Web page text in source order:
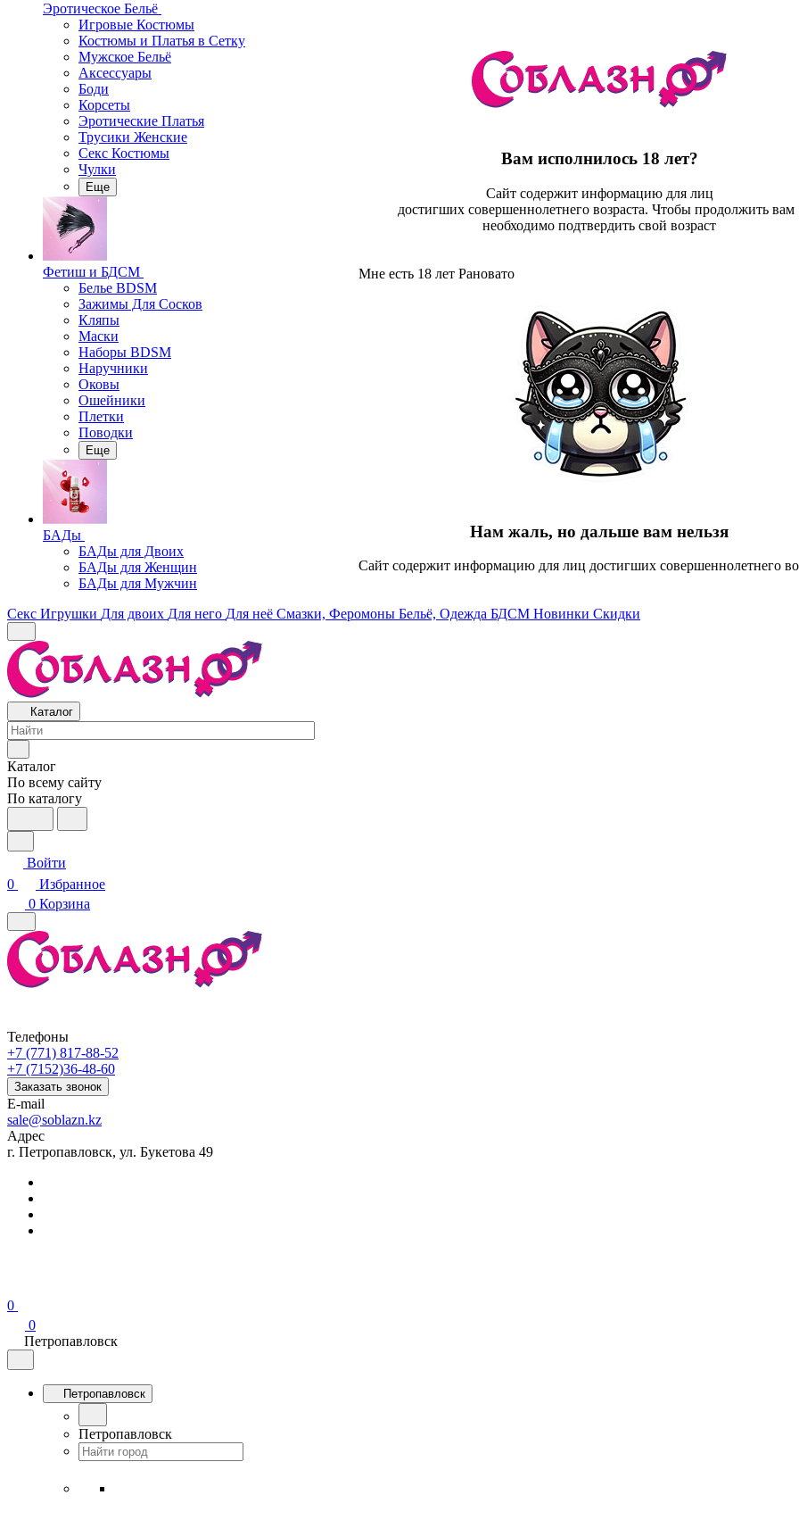
Эротическое Бельё
Игровые Костюмы
Костюмы и Платья в Сетку
Мужское Бельё
Аксессуары
Боди
Корсеты
Эротические Платья
Трусики Женские
Секс Костюмы
Чулки
Еще
Фетиш и БДСМ
Белье BDSM
Зажимы Для Сосков
Кляпы
Маски
Наборы BDSM
Наручники
Оковы
Ошейники
Плетки
Поводки
Еще
БАДы
БАДы для Двоих
БАДы для Женщин
БАДы для Мужчин
Секс Игрушки Для двоих Для него Для неё Смазки, Феромоны Бельё, Одежда БДСМ Новинки Скидки
Каталог
Каталог
По всему сайту
По каталогу
Войти
0
Избранное
0 Корзина
Телефоны
+7 (771) 817-88-52
+7 (7152)36-48-60
Заказать звонок
E-mail
sale@soblazn.kz
Адрес
г. Петропавловск, ул. Букетова 49
0
0
Петропавловск
Петропавловск
Петропавловск
Вам исполнилось 18 лет?
Сайт содержит информацию для лиц
достигших совершеннолетнего возраста. Чтобы продолжить вам
необходимо подтвердить свой возраст
Мне есть 18 лет Рановато
Нам жаль, но дальше вам нельзя
Сайт содержит информацию для лиц достигших совершеннолетнего